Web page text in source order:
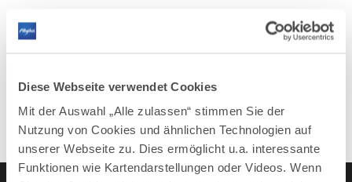
Diese Webseite verwendet Cookies
Mit der Auswahl „Alle zulassen“ stimmen Sie der
Nutzung von Cookies und ähnlichen Technologien auf
unserer Webseite zu. Dies ermöglicht u.a. interessante
Funktionen wie Kartendarstellungen oder Videos. Wenn